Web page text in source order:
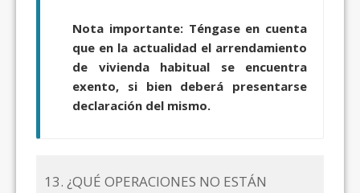
Nota importante: Téngase en cuenta
que en la actualidad el arrendamiento
de vivienda habitual se encuentra
exento, si bien deberá presentarse
declaración del mismo.
13. ¿QUÉ OPERACIONES NO ESTÁN